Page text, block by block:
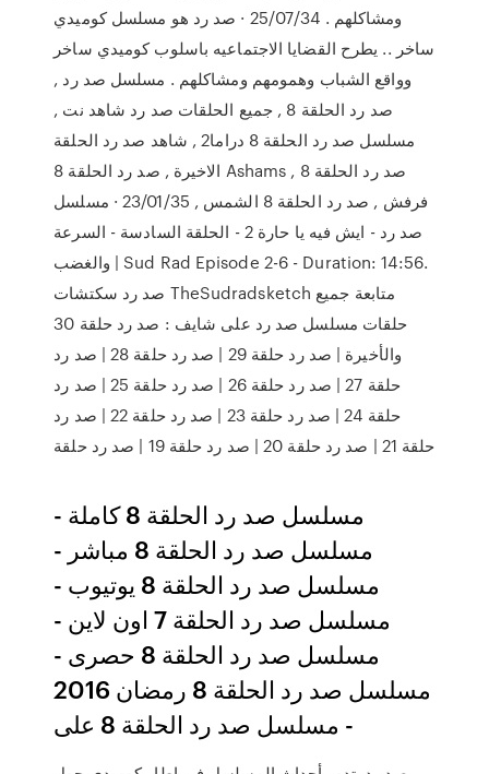
ومشاكلهم . 25/07/34 · صد رد هو مسلسل كوميدي
ساخر .. يطرح القضايا الاجتماعيه باسلوب كوميدي ساخر
وواقع الشباب وهمومهم ومشاكلهم . مسلسل صد رد ,
صد رد الحلقة 8 , جميع الحلقات صد رد شاهد نت ,
مسلسل صد رد الحلقة 8 دراما2 , شاهد صد رد الحلقة
الاخيرة , صد رد الحلقة 8 Ashams , صد رد الحلقة 8
فرفش , صد رد الحلقة 8 الشمس , 23/01/35 · مسلسل
صد رد - ايش فيه يا حارة 2 - الحلقة السادسة - السرعة
والغضب | Sud Rad Episode 2-6 - Duration: 14:56.
صد رد سكتشات TheSudradsketch متابعة جميع
حلقات مسلسل صد رد على شايف : صد رد حلقة 30
والأخيرة | صد رد حلقة 29 | صد رد حلقة 28 | صد رد
حلقة 27 | صد رد حلقة 26 | صد رد حلقة 25 | صد رد
حلقة 24 | صد رد حلقة 23 | صد رد حلقة 22 | صد رد
حلقة 21 | صد رد حلقة 20 | صد رد حلقة 19 | صد رد حلقة
مسلسل صد رد الحلقة 8 كاملة -
مسلسل صد رد الحلقة 8 مباشر -
مسلسل صد رد الحلقة 8 يوتيوب -
مسلسل صد رد الحلقة 7 اون لاين -
مسلسل صد رد الحلقة 8 حصرى -
مسلسل صد رد الحلقة 8 رمضان 2016
- مسلسل صد رد الحلقة 8 على